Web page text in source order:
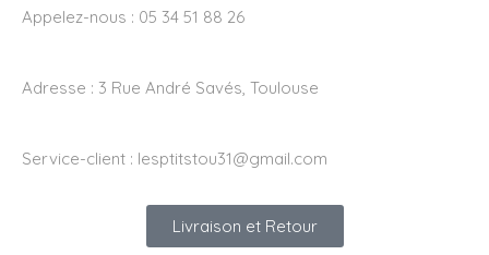
Appelez-nous : 05 34 51 88 26
Adresse : 3 Rue André Savés, Toulouse
Service-client : lesptitstou31@gmail.com
Livraison et Retour